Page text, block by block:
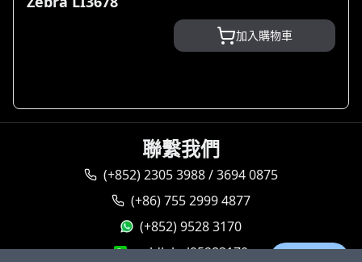
加入購物車
聯繫我們
(+852) 2305 3988 / 3694 0875
(+86) 755 2999 4877
(+852) 9528 3170
goldlabel95283170